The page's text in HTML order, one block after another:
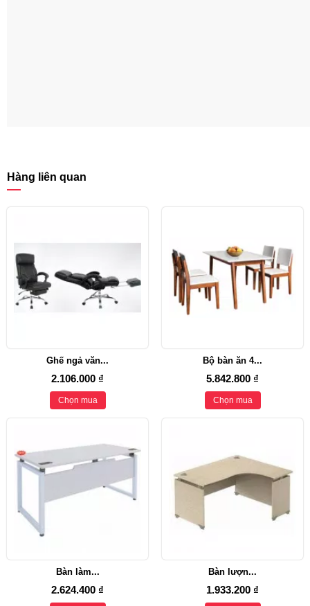
Hàng liên quan
Ghế ngả văn...
2.106.000 ₫
Chọn mua
Bộ bàn ăn 4...
5.842.800 ₫
Chọn mua
Bàn làm...
2.624.400 ₫
Bàn lượn...
1.933.200 ₫